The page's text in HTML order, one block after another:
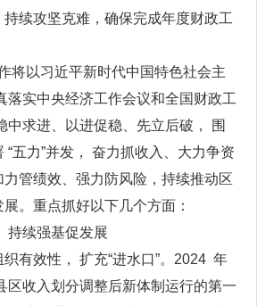
续攻坚克难，确保完成年度财政工
将以习近平新时代中国特色社会主
落实中央经济工作会议和全国财政工
中求进、以进促稳、先立后破， 围
五力”并发， 奋力抓收入、大力争资
管绩效、强力防风险，持续推动区
。重点抓好以下几个方面：
持续强基促发展
有效性， 扩充“进水口”。2024 年
区收入划分调整后新体制运行的第一